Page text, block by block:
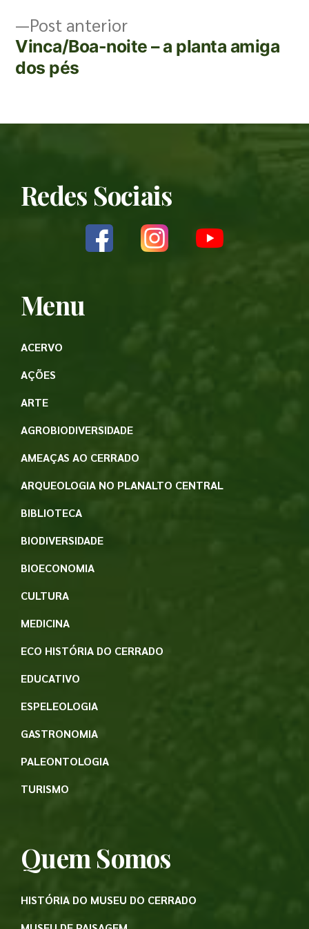
Post anterior
Vinca/Boa-noite – a planta amiga
dos pés
Redes Sociais
Menu
ACERVO
AÇÕES
ARTE
AGROBIODIVERSIDADE
AMEAÇAS AO CERRADO
ARQUEOLOGIA NO PLANALTO CENTRAL
BIBLIOTECA
BIODIVERSIDADE
BIOECONOMIA
CULTURA
MEDICINA
ECO HISTÓRIA DO CERRADO
EDUCATIVO
ESPELEOLOGIA
GASTRONOMIA
PALEONTOLOGIA
TURISMO
Quem Somos
HISTÓRIA DO MUSEU DO CERRADO